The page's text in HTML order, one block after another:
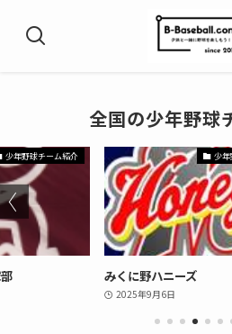
全国の少年野球
少年野球チーム紹介
ーズ 南千住エンジ
2025年10月8日